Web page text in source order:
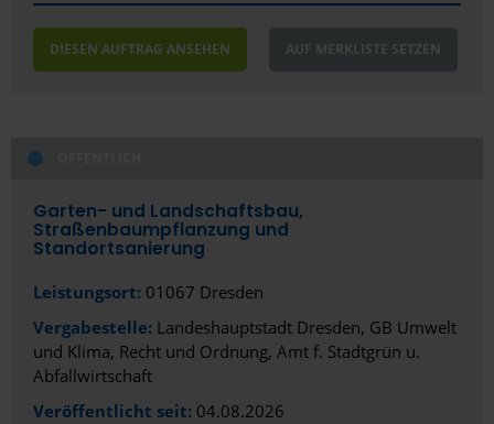
Itzehoe
Jena
Kaiserslautern
Karlsruhe
Kassel
DIESEN AUFTRAG ANSEHEN AUF MERKLISTE SETZEN
Garten- und Landschaftsbau,
Straßenbaumpflanzung und
Standortsanierung
Leistungsort: 01067 Dresden
Vergabestelle: Landeshauptstadt Dresden, GB Umwelt
und Klima, Recht und Ordnung, Amt f. Stadtgrün u.
Abfallwirtschaft
Veröffentlicht seit: 04.08.2026